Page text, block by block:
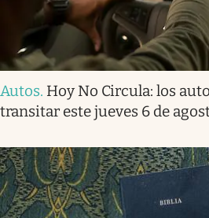
Autos. Hoy No Circula: los
transitar este jueves 6 de